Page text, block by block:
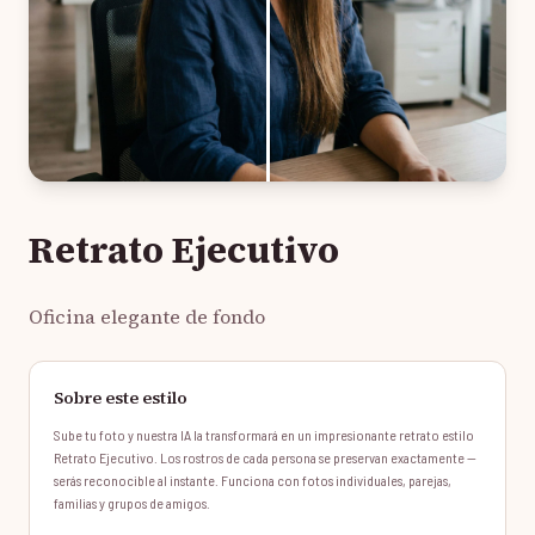
Retrato Ejecutivo
Oficina elegante de fondo
Sobre este estilo
Sube tu foto y nuestra IA la transformará en un impresionante retrato estilo
Retrato Ejecutivo. Los rostros de cada persona se preservan exactamente —
serás reconocible al instante. Funciona con fotos individuales, parejas,
familias y grupos de amigos.